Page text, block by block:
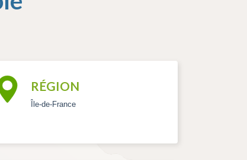
RÉGION
Île-de-France